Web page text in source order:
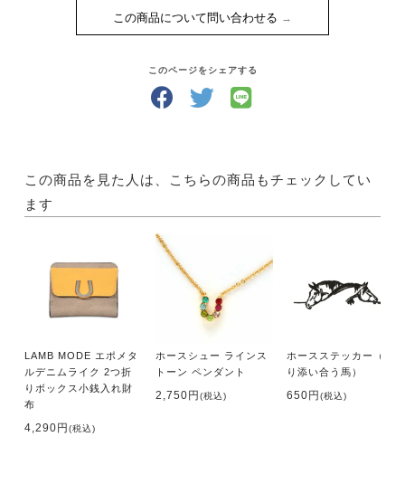
この商品について問い合わせる
このページをシェアする
この商品を見た人は、こちらの商品もチェックしてい
ます
LAMB MODE エポメタ
ルデニムライク 2つ折
りボックス小銭入れ財
布
4,290円(税込)
ホースシュー ラインス
トーン ペンダント
2,750円(税込)
ホースステッカー（寄
り添い合う馬）
650円(税込)